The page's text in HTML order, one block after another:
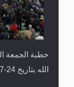
خطبة الجمعة
الله بتاريخ 24-07-2026